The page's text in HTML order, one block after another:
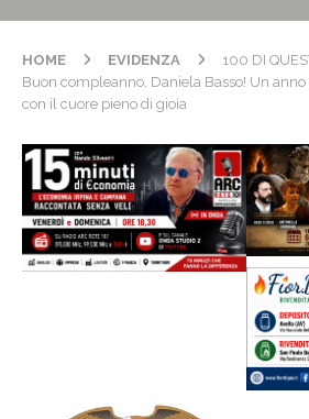
HOME EVIDENZA
100 DI
Buon compleanno, Daniela Basso! Un
con il cuore pieno di gioia